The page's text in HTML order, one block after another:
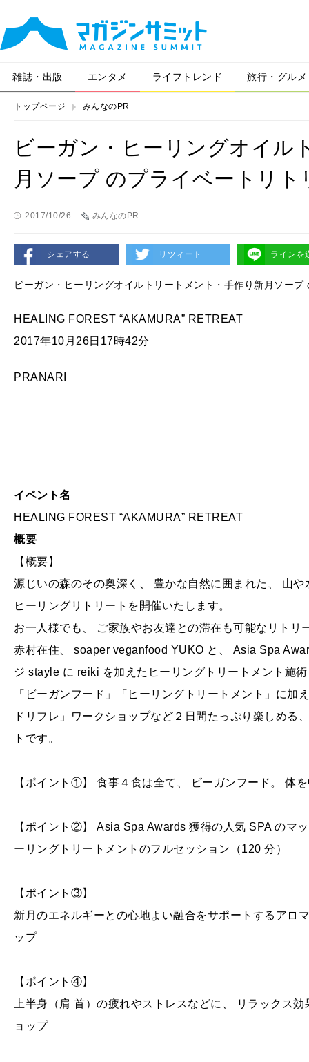
雑誌・出版 エンタメ ライフトレンド 旅行・グルメ
トップページ みんなのPR
ビーガン・ヒーリングオイル
月ソープ のプライベートリ
2017/10/26 みんなのPR
シェアする リツィート ラインを
ビーガン・ヒーリングオイルトリートメント・手作り新月ソー
HEALING FOREST “AKAMURA” RETREAT
2017年10月26日17時42分
PRANARI
イベント名
HEALING FOREST “AKAMURA” RETREAT
概要
【概要】
源じいの森のその奥深く、 豊かな自然に囲まれた、 山や
ヒーリングリトリートを開催いたします。
お一人様でも、 ご家族やお友達との滞在も可能なリトリ
赤村在住、 soaper veganfood YUKO と、 Asia Spa
ジ stayle に reiki を加えたヒーリングトリートメント施
「ビーガンフード」「ヒーリングトリートメント」に加
ドリフレ」ワークショップなど２日間たっぷり楽しめる
トです。
【ポイント①】 食事４食は全て、 ビーガンフード。 体
【ポイント②】 Asia Spa Awards 獲得の人気 SPA のマ
ーリングトリートメントのフルセッション（120 分）
【ポイント③】
新月のエネルギーとの心地よい融合をサポートするアロ
ップ
【ポイント④】
上半身（肩 首）の疲れやストレスなどに、 リラックス
ョップ